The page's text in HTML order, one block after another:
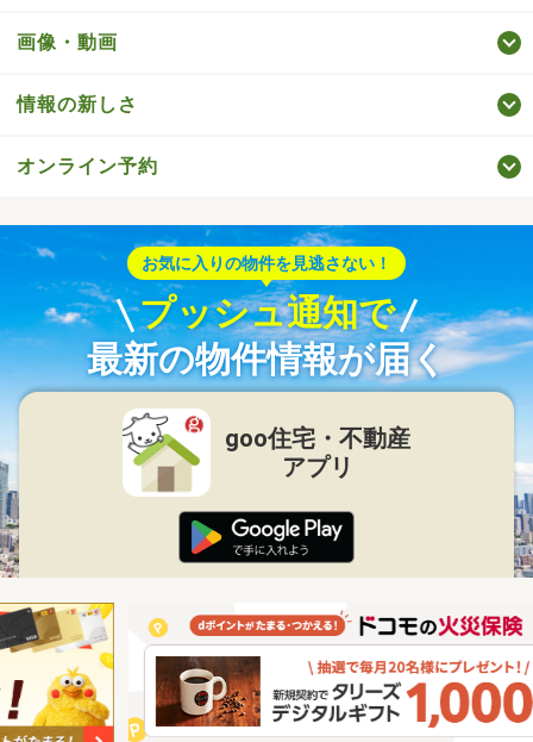
画像・動画
情報の新しさ
オンライン予約
お気に入りの物件を見逃さない！
プッシュ通知で
最新の物件情報が届く
goo住宅・不動産
アプリ